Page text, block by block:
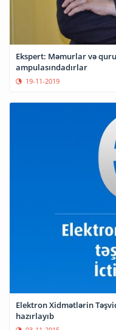
Ekspert: Məmurlar və
ampulasındadırlar
19-11-2019
Elektron Xidmətlərin
hazırlayıb